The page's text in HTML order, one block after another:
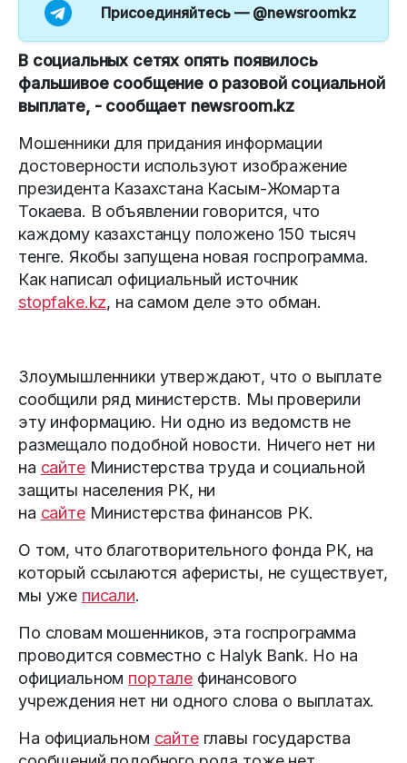
Присоединяйтесь — @newsroomkz
В социальных сетях опять появилось
фальшивое сообщение о разовой социальной
выплате, - сообщает newsroom.kz
Мошенники для придания информации
достоверности используют изображение
президента Казахстана Касым-Жомарта
Токаева. В объявлении говорится, что
каждому казахстанцу положено 150 тысяч
тенге. Якобы запущена новая госпрограмма.
Как написал официальный источник
stopfake.kz, на самом деле это обман.
Злоумышленники утверждают, что о выплате
сообщили ряд министерств. Мы проверили
эту информацию. Ни одно из ведомств не
размещало подобной новости. Ничего нет ни
на сайтеМинистерства труда и социальной
защиты населения РК, ни
на сайтеМинистерства финансов РК.
О том, что благотворительного фонда РК, на
который ссылаются аферисты, не существует,
мы уже писали.
По словам мошенников, эта госпрограмма
проводится совместно с Halyk Bank. Но на
официальном порталефинансового
учреждения нет ни одного слова о выплатах.
На официальном сайтеглавы государства